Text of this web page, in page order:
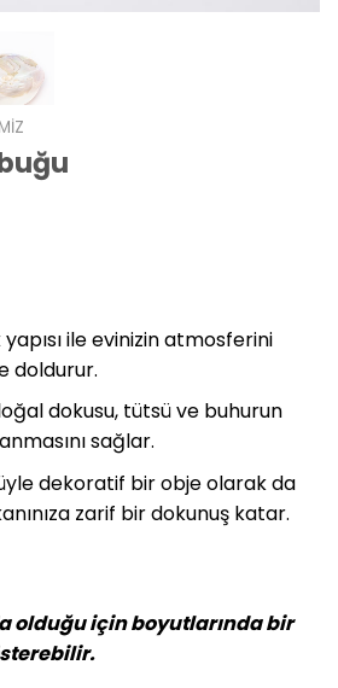
ile evinizin atmosferini
doldurur.
dokusu, tütsü ve buhurun
sağlar.
dekoratif bir obje olarak da
zarif bir dokunuş katar.
olduğu için boyutlarında bir